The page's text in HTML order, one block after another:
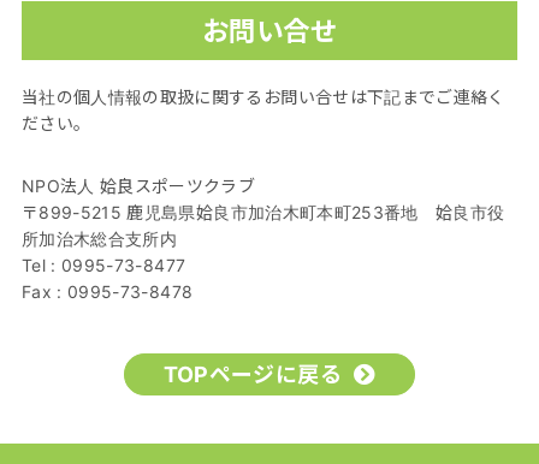
お問い合せ
当社の個人情報の取扱に関するお問い合せは下記までご連絡く
ださい。
NPO法人 姶良スポーツクラブ
〒899-5215 鹿児島県姶良市加治木町本町253番地 姶良市役
所加治木総合支所内
Tel : 0995-73-8477
Fax : 0995-73-8478
TOPページに戻る